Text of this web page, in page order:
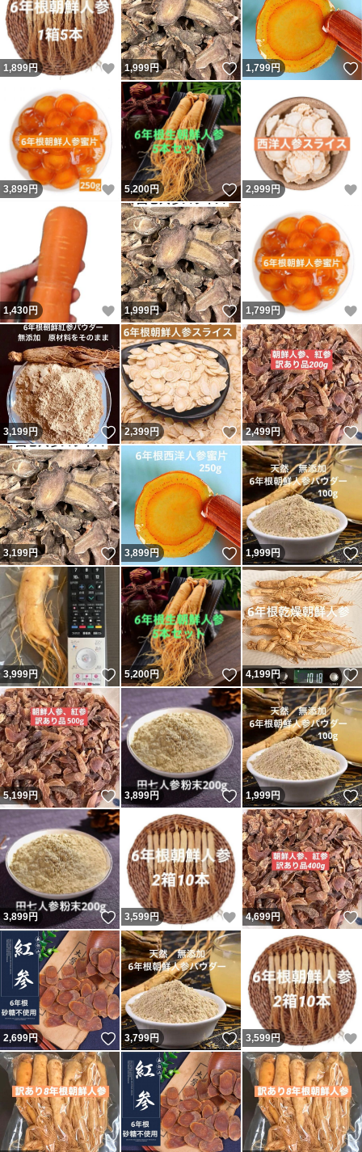
1,899円 いいね！
1,999円 いいね！
1,799円
3,899円 いいね！
5,200円 いいね！
2,999円
1,430円 いいね！
1,999円 いいね！
1,799円
3,199円 いいね！
2,399円 いいね！
2,499円
3,199円 いいね！
3,899円 いいね！
1,999円
3,999円 いいね！
5,200円 いいね！
4,199円
5,199円 いいね！
3,899円 いいね！
1,999円
3,899円 いいね！
3,599円 いいね！
4,699円
2,699円 いいね！
3,799円 いいね！
3,599円